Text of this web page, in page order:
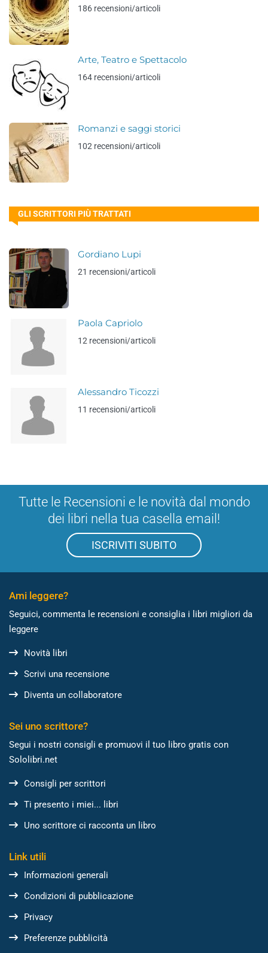
186 recensioni/articoli
Arte, Teatro e Spettacolo
164 recensioni/articoli
Romanzi e saggi storici
102 recensioni/articoli
GLI SCRITTORI PIÙ TRATTATI
Gordiano Lupi
21 recensioni/articoli
Paola Capriolo
12 recensioni/articoli
Alessandro Ticozzi
11 recensioni/articoli
Tutte le Recensioni e le novità dal mondo
dei libri nella tua casella email!
ISCRIVITI SUBITO
Ami leggere?
Seguici, commenta le recensioni e consiglia i libri migliori da
leggere
Novità libri
Scrivi una recensione
Diventa un collaboratore
Sei uno scrittore?
Segui i nostri consigli e promuovi il tuo libro gratis con
Sololibri.net
Consigli per scrittori
Ti presento i miei... libri
Uno scrittore ci racconta un libro
Link utili
Informazioni generali
Condizioni di pubblicazione
Privacy
Preferenze pubblicità